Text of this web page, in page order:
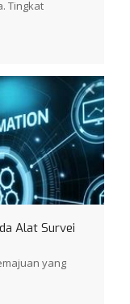
Tingkat
Alat Survei
yang